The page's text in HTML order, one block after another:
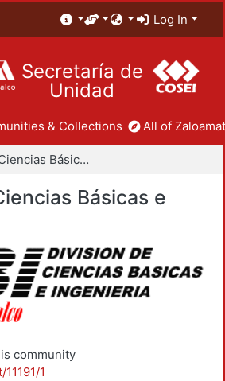
Log In
Secretaría de
Unidad
& Collections All of
División de Ciencias Básicas e Ingeniería
Básicas e
community
1